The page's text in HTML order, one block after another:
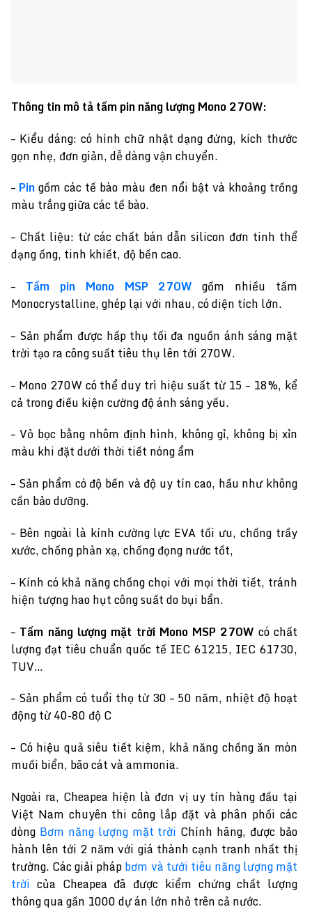
Thông tin mô tả tấm pin năng lượng Mono 270W:
– Kiểu dáng: có hình chữ nhật dạng đứng, kích thước
gọn nhẹ, đơn giản, dễ dàng vận chuyển.
– Pingồm các tế bào màu đen nổi bật và khoảng trống
màu trắng giữa các tế bào.
– Chất liệu: từ các chất bán dẫn silicon đơn tinh thể
dạng ống, tinh khiết, độ bền cao.
– Tấm pin Mono MSP 270W gồm nhiều tấm
Monocrystalline, ghép lại với nhau, có diện tích lớn.
– Sản phẩm được hấp thụ tối đa nguồn ánh sáng mặt
trời tạo ra công suất tiêu thụ lên tới 270W.
– Mono 270W có thể duy trì hiệu suất từ 15 – 18%, kể
cả trong điều kiện cường độ ánh sáng yếu.
– Vỏ bọc bằng nhôm định hình, không gỉ, không bị xỉn
màu khi đặt dưới thời tiết nóng ẩm
– Sản phẩm có độ bền và độ uy tín cao, hầu như không
cần bảo dưỡng.
– Bên ngoài là kính cường lực EVA tối ưu, chống trầy
xước, chống phản xạ, chống đọng nước tốt,
– Kính có khả năng chống chọi với mọi thời tiết, tránh
hiện tượng hao hụt công suất do bụi bẩn.
– Tấm năng lượng mặt trời Mono MSP 270W có chất
lượng đạt tiêu chuẩn quốc tế IEC 61215, IEC 61730,
TUV…
– Sản phẩm có tuổi thọ từ 30 – 50 năm, nhiệt độ hoạt
động từ 40-80 độ C
– Có hiệu quả siêu tiết kiệm, khả năng chống ăn mòn
muối biển, bão cát và ammonia.
Ngoài ra, Cheapea hiện là đơn vị uy tín hàng đầu tại
Việt Nam chuyên thi công lắp đặt và phân phối các
dòng Bơm năng lượng mặt trời Chính hãng, được bảo
hành lên tới 2 năm với giá thành cạnh tranh nhất thị
trường. Các giải phápbơm và tưới tiêu năng lượng mặt
trời của Cheapea đã được kiểm chứng chất lượng
thông qua gần 1000 dự án lớn nhỏ trên cả nước.